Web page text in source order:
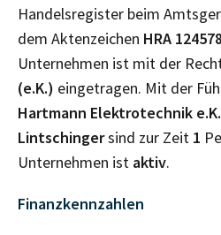
Handelsregister beim
dem Aktenzeichen HRA 124578
Unternehmen ist mit der
(e.K.) eingetragen. Mit der
Hartmann Elektrotechnik
Lintschingersind zur Zeit 1
Unternehmen ist aktiv.
Finanzkennzahlen